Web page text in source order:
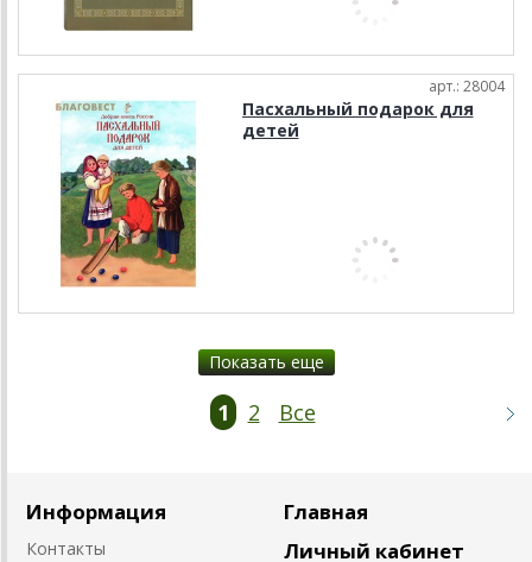
арт.: 28004
Пасхальный подарок для
детей
Показать еще
1 2 Все
Информация
Контакты
Главная
Личный кабинет